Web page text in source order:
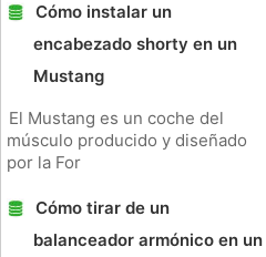
Cómo instalar un
encabezado shorty en un
Mustang
El Mustang es un coche del
músculo producido y diseñado
por la For
Cómo tirar de un
balanceador armónico en un